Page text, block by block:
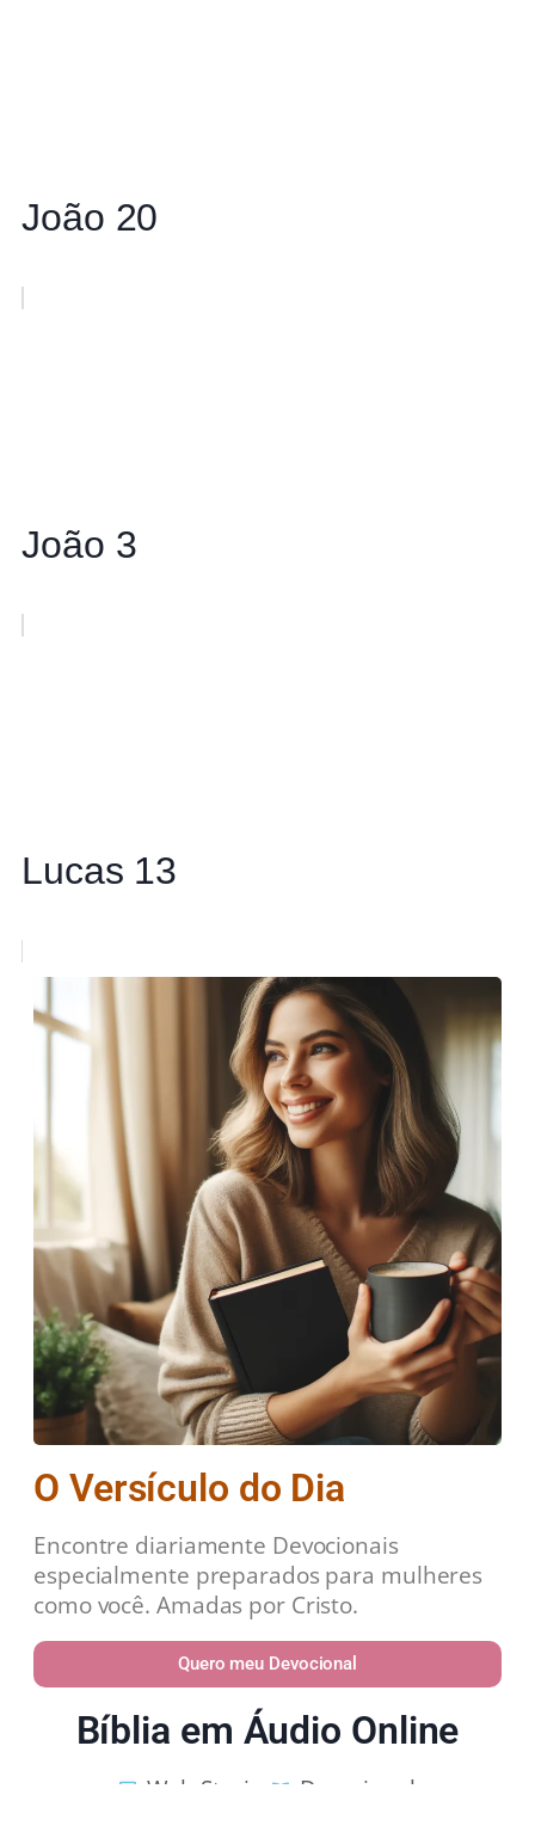
João 20
João 3
Lucas 13
O Versículo do Dia
Encontre diariamente Devocionais
especialmente preparados para mulheres
como você. Amadas por Cristo.
Quero meu Devocional
Bíblia em Áudio Online
Web Stories
Devocional